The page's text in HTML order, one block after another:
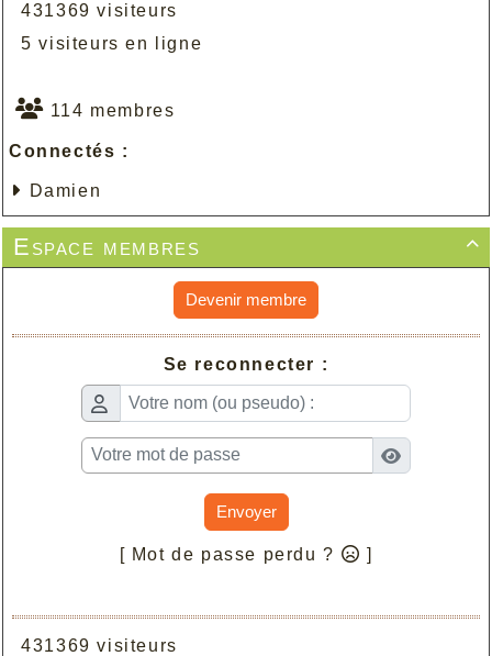
431369 visiteurs
5 visiteurs en ligne
114 membres
Connectés :
Damien

Espace membres
Devenir membre
Se reconnecter :
Envoyer
[ Mot de passe perdu ? ]
431369 visiteurs